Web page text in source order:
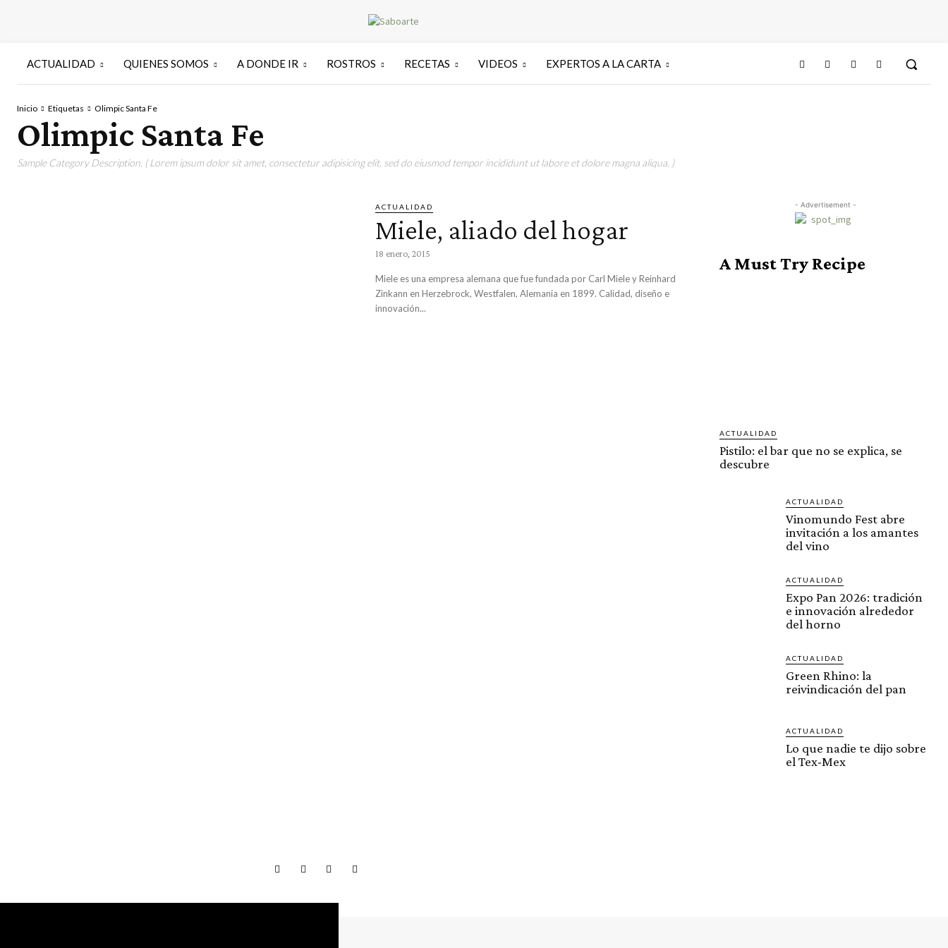
ACTUALIDAD QUIENES SOMOS A DONDE IR ROSTROS RECETAS VIDEOS EXPERTOS A LA CARTA
Inicio Etiquetas Olimpic Santa Fe
Olimpic Santa Fe
Sample Category Description. ( Lorem ipsum dolor sit amet, consectetur adipisicing elit, sed do eiusmod tempor incididunt ut labore et dolore magna aliqua. )
ACTUALIDAD
Miele, aliado del hogar
18 enero, 2015
Miele es una empresa alemana que fue fundada por Carl Miele y Reinhard
Zinkann en Herzebrock, Westfalen, Alemania en 1899. Calidad, diseño e
innovación...
- Advertisement -
A Must Try Recipe
ACTUALIDAD
Pistilo: el bar que no se explica, se
descubre
ACTUALIDAD
Vinomundo Fest abre
invitación a los amantes
del vino
ACTUALIDAD
Expo Pan 2026: tradición
e innovación alrededor
del horno
ACTUALIDAD
Green Rhino: la
reivindicación del pan
ACTUALIDAD
Lo que nadie te dijo sobre
el Tex-Mex